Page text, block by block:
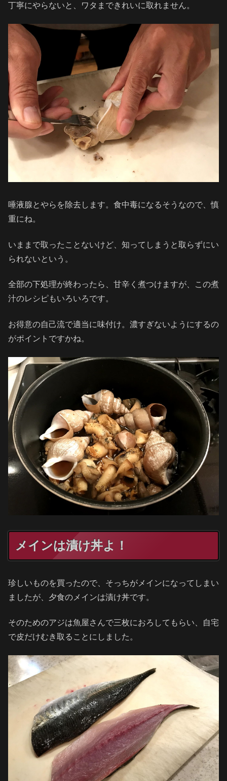
丁寧にやらないと、ワタまできれいに取れません。
唾液腺とやらを除去します。食中毒になるそうなので、慎
重にね。
いままで取ったことないけど、知ってしまうと取らずにい
られないという。
全部の下処理が終わったら、甘辛く煮つけますが、この煮
汁のレシピもいろいろです。
お得意の自己流で適当に味付け。濃すぎないようにするの
がポイントですかね。
メインは漬け丼よ！
珍しいものを買ったので、そっちがメインになってしまい
ましたが、夕食のメインは漬け丼です。
そのためのアジは魚屋さんで三枚におろしてもらい、自宅
で皮だけむき取ることにしました。